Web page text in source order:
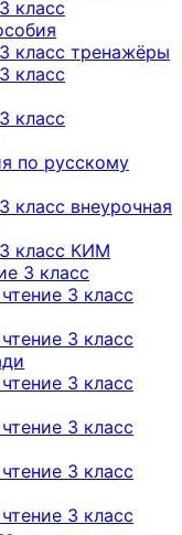
класс
класс тренажёры
класс
класс
по русскому
класс внеурочная
класс КИМ
3 класс
3 класс
3 класс
3 класс
3 класс
3 класс
3 класс